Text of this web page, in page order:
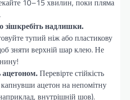
10–15 хвилин, поки пляма
зішкребіть надлишки.
тупий ніж або пластикову
зняти верхній шар клею. Не
ацетоном.Перевірте стійкість
ацетон на непомітну
внутрішній шов).